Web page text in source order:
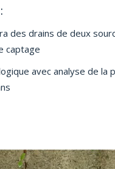
des drains de deux
captage
avec analyse de la